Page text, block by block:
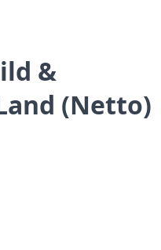
&
(Netto)